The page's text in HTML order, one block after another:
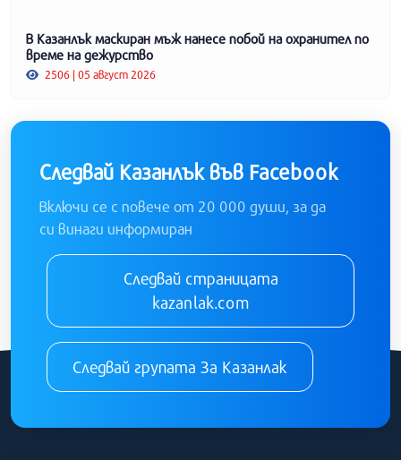
В Казанлък маскиран мъж нанесе побой на охранител по
време на дежурство
2506 | 05 август 2026
Следвай Казанлък във Facebook
Включи се с повече от 20 000 души, за да
си винаги информиран
Следвай страницата
kazanlak.com
Следвай групата За Казанлак